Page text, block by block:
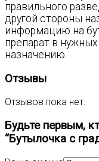
правильного
другой стороны
информацию на
препарат в
назначению.
Отзывы
Отзывов пока нет.
Будьте первым,
“Бутылочка с